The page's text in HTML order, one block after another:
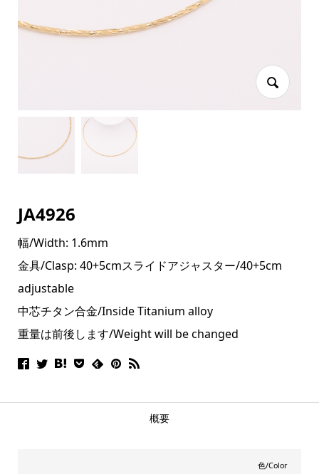
JA4926
幅/Width: 1.6mm
金具/Clasp: 40+5cmスライドアジャスター/40+5cm
adjustable
中芯チタン合金/Inside Titanium alloy
重量は前後します/Weight will be changed
概要
色/Color